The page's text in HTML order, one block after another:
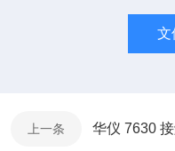
文
上一条 华仪 7630